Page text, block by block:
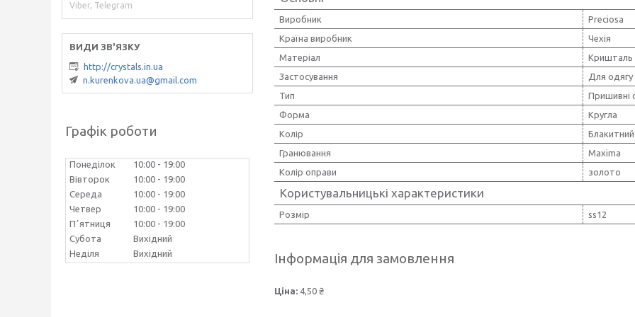
Виробник
Preciosa
Країна виробник
Чехія
Матеріал
Кришталь
Застосування
Для одягу
Тип
Пришивні
Форма
Кругла
Колір
Блакитний
Гранювання
Maxima
Колір оправи
золото
Користувальницькі характеристики
Розмір ss12
Інформація для замовлення
Ціна: 4,50 ₴
Viber, Telegram
http://crystals.in.ua
n.kurenkova.ua@gmail.com
Графік роботи
Понеділок 10:00
19:00
Вівторок
10:00
19:00
Середа
10:00
19:00
Четвер
10:00
19:00
Пʼятниця
10:00
19:00
Субота
Вихідний
Неділя
Вихідний